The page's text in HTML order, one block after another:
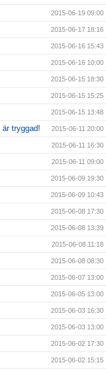
2015-06-19 09:00
2015-06-17 18:16
2015-06-16 15:43
2015-06-16 10:00
2015-06-15 18:30
2015-06-15 15:25
2015-06-15 13:48
tryggad! 2015-06-11 20:00
2015-06-11 16:30
2015-06-11 09:00
2015-06-09 19:30
2015-06-09 10:43
2015-06-08 17:30
2015-06-08 13:39
2015-06-08 11:18
2015-06-08 08:30
2015-06-07 13:00
2015-06-05 13:00
2015-06-03 16:30
2015-06-03 13:00
2015-06-02 17:30
2015-06-02 15:15